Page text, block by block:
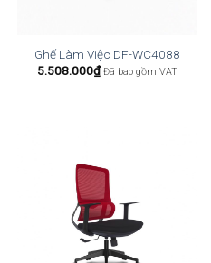
Ghế Làm Việc DF-WC4088
5.508.000₫ Đã bao gồm VAT